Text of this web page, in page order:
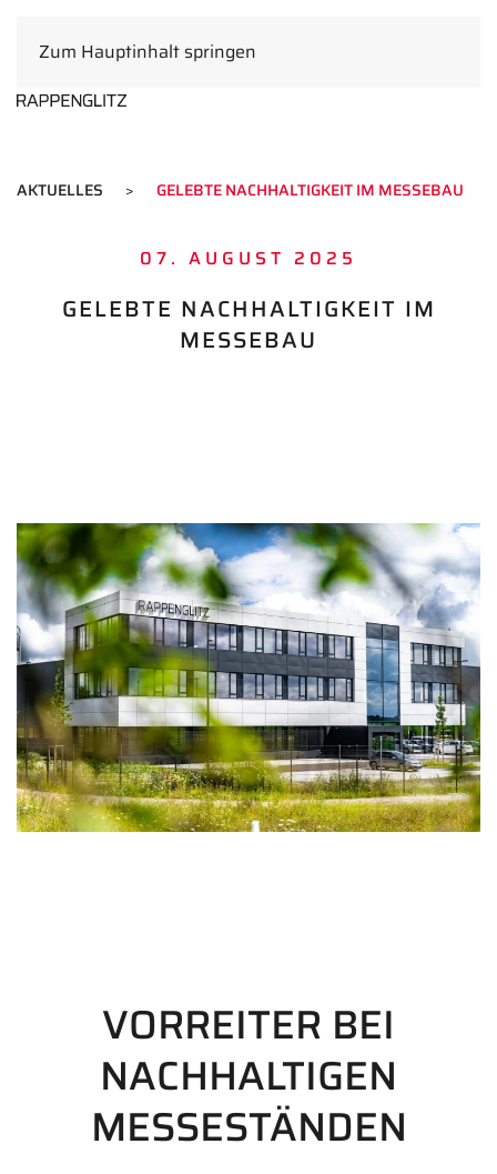
Zum Hauptinhalt springen
AKTUELLES GELEBTE NACHHALTIGKEIT IM MESSEBAU
07. AUGUST 2025
GELEBTE NACHHALTIGKEIT IM
MESSEBAU
VORREITER BEI
NACHHALTIGEN
MESSESTÄNDEN